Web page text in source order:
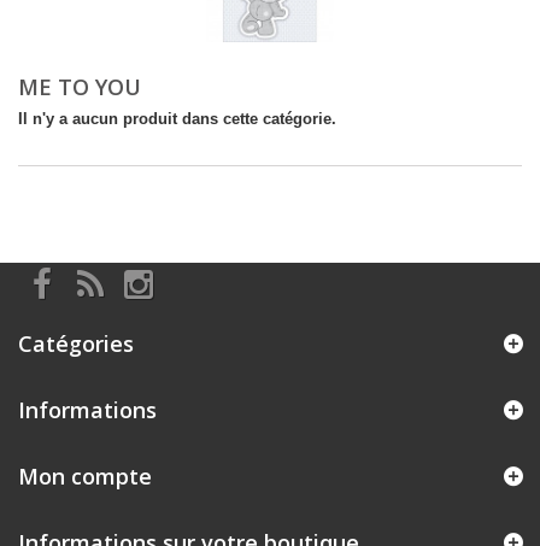
ME TO YOU
Il n'y a aucun produit dans cette catégorie.
Catégories
Informations
Mon compte